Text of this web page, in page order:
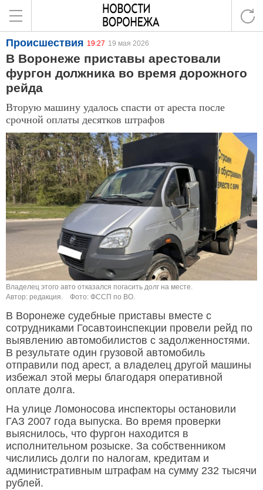
Происшествия 19:27 19 мая 2026
В Воронеже приставы арестовали
фургон должника во время дорожного
рейда
Вторую машину удалось спасти от ареста после
срочной оплаты десятков штрафов
Владелец этого авто отказался погасить долг на месте.
Автор: редакция.
Фото: ФССП по ВО.
В Воронеже судебные приставы вместе с
сотрудниками Госавтоинспекции провели рейд по
выявлению автомобилистов с задолженностями.
В результате один грузовой автомобиль
отправили под арест, а владелец другой машины
избежал этой меры благодаря оперативной
оплате долга.
На улице Ломоносова инспекторы остановили
ГАЗ 2007 года выпуска. Во время проверки
выяснилось, что фургон находится в
исполнительном розыске. За собственником
числились долги по налогам, кредитам и
административным штрафам на сумму 232 тысячи
рублей.